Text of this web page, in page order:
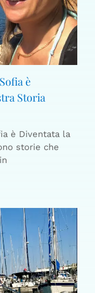
è
Storia
è Diventata la
storie che